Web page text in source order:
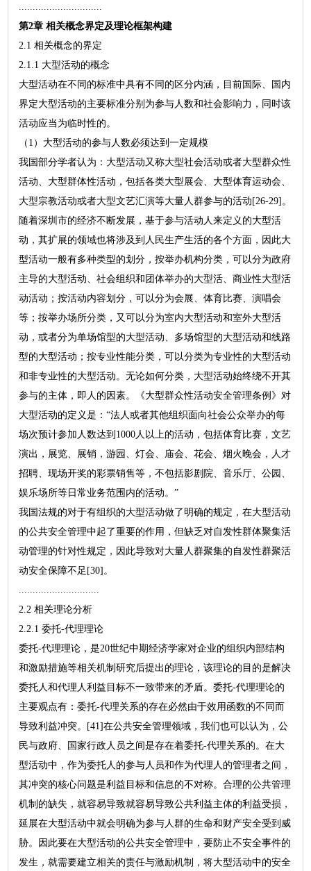
第2章 相关概念界定及理论框架构建
2.1 相关概念的界定
2.1.1 大型活动的概念
大型活动在不同的标准中具有不同的区分内涵，目前国际、国内
界定大型活动的主要标准分别为参与人数和社会影响力，同时该
活动应当为临时性的。
（1）大型活动的参与人数必须达到一定规模
我国部分学者认为：大型活动又称大型社会活动或者大型群众性
活动、大型群体性活动，包括各类大型展会、大型体育运动会、
大型宗教活动或者大型文艺汇演等大量人群参与的活动[26-29]。
随着深圳市的经济不断发展，基于参与活动人来定义的大型活
动，其扩展的领域也将涉及到人民生产生活的各个方面，因此大
型活动一般有多种类型的划分，按举办机构分类，可以分为政府
主导的大型活动、社会组织和团体举办的大型活、商业性大型活
动活动；按活动内容划分，可以分为会展、体育比赛、演唱会
等；按举办场所分类，又可以分为室内大型活动和室外大型活
动，或者分为单场馆型的大型活动、多场馆型的大型活动和线路
型的大型活动；按专业性能分类，可以分类为专业性的大型活动
和非专业性的大型活动。无论如何分类，大型活动始终绕不开其
参与的主体，即人的因素。《大型群众性活动安全管理条例》对
大型活动的定义是：“法人或者其他组织面向社会公众举办的每
场次预计参加人数达到1000人以上的活动，包括体育比赛，文艺
演出，展览、展销，游园、灯会、庙会、花会、烟火晚会，人才
招聘、现场开奖的彩票销售等，不包括影剧院、音乐厅、公园、
娱乐场所等日常业务范围内的活动。”
我国法规的对于有组织的大型活动做了明确的规定，在大型活动
的公共安全管理中起了重要的作用，但缺乏对自发性群体聚集活
动管理的针对性规定，因此导致对大量人群聚集的自发性群聚活
动安全保障不足[30]。
2.2 相关理论分析
2.2.1 委托-代理理论
委托-代理理论，是20世纪中期经济学家对企业的组织内部结构
和激励措施等相关机制研究后提出的理论，该理论的目的是解决
委托人和代理人利益目标不一致带来的矛盾。委托-代理理论的
主要观点有：委托-代理关系的存在必然由于效用函数的不同而
导致利益冲突。[41]在公共安全管理领域，我们也可以认为，公
民与政府、国家行政人员之间是存在着委托-代理关系的。在大
型活动中，作为委托人的参与人员和作为代理人的管理者之间，
其冲突的核心问题是利益目标和信息的不对称。合理的公共管理
机制的缺失，就容易导致就容易导致公共利益主体的利益受损，
延展在大型活动中就会明确为参与人群的生命和财产安全受到威
胁。因此要在大型活动的公共安全管理中，要防止不安全事件的
发生，就需要建立相关的责任与激励机制，将大型活动中的安全